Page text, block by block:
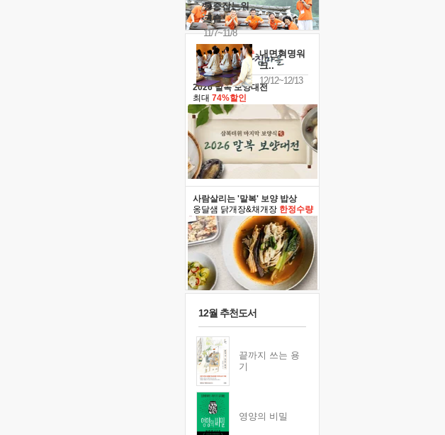
통증잡는워
크숍
11/7~11/8
내면혁명워
크..
12/12~12/13
2026 말복 보양대전
최대 74%할인
사람살리는 '말복' 보양 밥상
옹달샘 닭개장&채개장 한정수량
12월 추천도서
끝까지 쓰는 용
기
영양의 비밀